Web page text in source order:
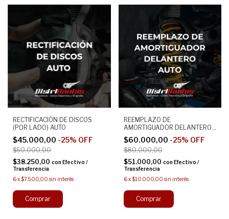
RECTIFICACIÓN DE DISCOS
(POR LADO) AUTO
$45.000,00 -25% OFF
$60.000,00
$38.250,00 con Efectivo /
Transferencia
6x$7.500,00 sin interés
REEMPLAZO DE
AMORTIGUADOR DELANTERO
(POR LADO) AUTO
$60.000,00 -25% OFF
$80.000,00
$51.000,00 con Efectivo /
Transferencia
6 x$10.000,00 sin interés